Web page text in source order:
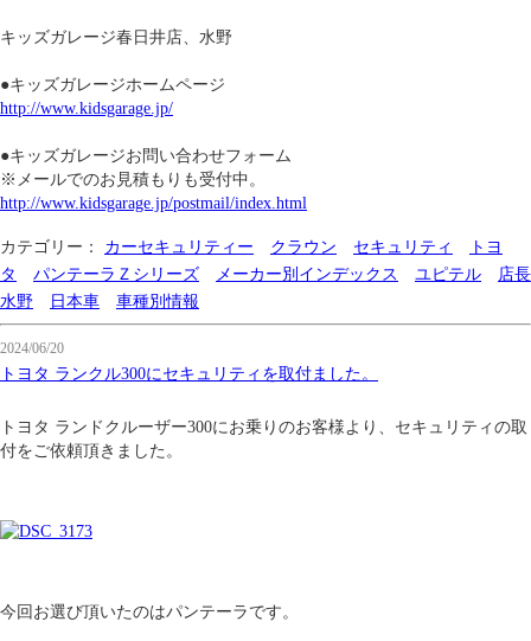
キッズガレージ春日井店、水野
●キッズガレージホームページ
http://www.kidsgarage.jp/
●キッズガレージお問い合わせフォーム
※メールでのお見積もりも受付中。
http://www.kidsgarage.jp/postmail/index.html
カテゴリー： カーセキュリティー クラウン セキュリティ
トヨ
タ
パンテーラＺシリーズ メーカー別インデックス ユピテル
店長
水野
日本車 車種別情報
2024/06/20
トヨタ ランクル300にセキュリティを取付ました。
トヨタ ランドクルーザー300にお乗りのお客様より、セキュリティの取
付をご依頼頂きました。
今回お選び頂いたのはパンテーラです。